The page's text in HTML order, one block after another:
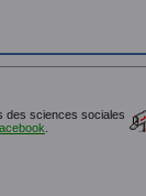
des sciences sociales